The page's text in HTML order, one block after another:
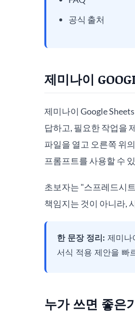
공식 출처
제미나이
제미나이 Google
답하고, 필요한 작업을
파일을 열고 오른쪽 위
프롬프트를 사용할 수
초보자는 "스프레드시
책임지는 것이 아니라,
한 문장 정리: 제미나
서식 적용 제안을 빠
누가 쓰면 좋은